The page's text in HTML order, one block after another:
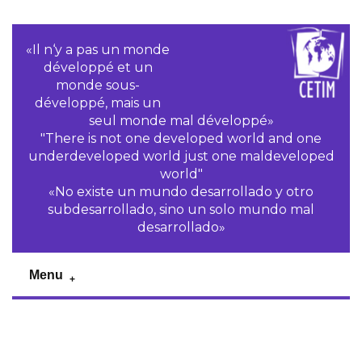
«Il n‘y a pas un monde
développé et un
monde sous-
développé, mais un
seul monde mal développé»
"There is not one developed world and one
underdeveloped world just one maldeveloped
world"
«No existe un mundo desarrollado y otro
subdesarrollado, sino un solo mundo mal
desarrollado»
Menu